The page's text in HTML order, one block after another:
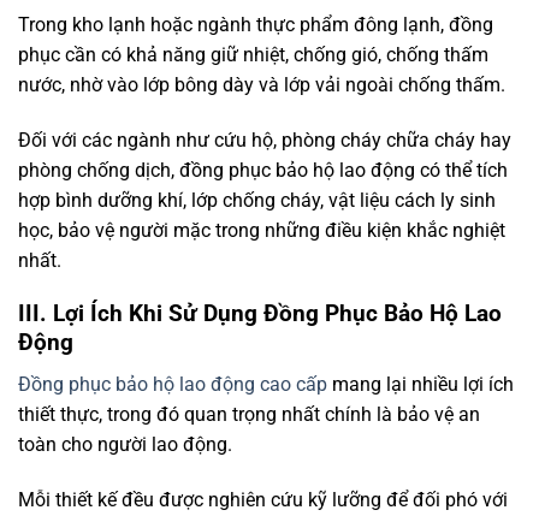
Trong kho lạnh hoặc ngành thực phẩm đông lạnh, đồng
phục cần có khả năng giữ nhiệt, chống gió, chống thấm
nước, nhờ vào lớp bông dày và lớp vải ngoài chống thấm.
Đối với các ngành như cứu hộ, phòng cháy chữa cháy hay
phòng chống dịch, đồng phục bảo hộ lao động có thể tích
hợp bình dưỡng khí, lớp chống cháy, vật liệu cách ly sinh
học, bảo vệ người mặc trong những điều kiện khắc nghiệt
nhất.
III. Lợi Ích Khi Sử Dụng Đồng Phục Bảo Hộ Lao
Động
Đồng phục bảo hộ lao động cao cấp mang lại nhiều lợi ích
thiết thực, trong đó quan trọng nhất chính là bảo vệ an
toàn cho người lao động.
Mỗi thiết kế đều được nghiên cứu kỹ lưỡng để đối phó với